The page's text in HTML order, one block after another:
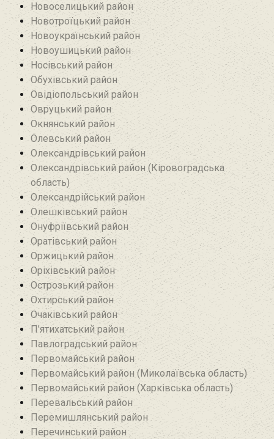
Новоселицький район
Новотроїцький район
Новоукраїнський район
Новоушицький район
Носівський район
Обухівський район
Овідіопольський район‎
Овруцький район‎
Окнянський район
Олевський район‎
Олександрівський район
Олександрівський район (Кіровоградська
область)
Олександрійський район
Олешківський район
Онуфріївський район‎
Оратівський район
Оржицький район
Оріхівський район
Острозький район
Охтирський район
Очаківський район
П’ятихатський район
Павлоградський район
Первомайський район
Первомайський район (Миколаївська область)
Первомайський район (Харківська область)
Перевальський район‎
Перемишлянський район
Перечинський район